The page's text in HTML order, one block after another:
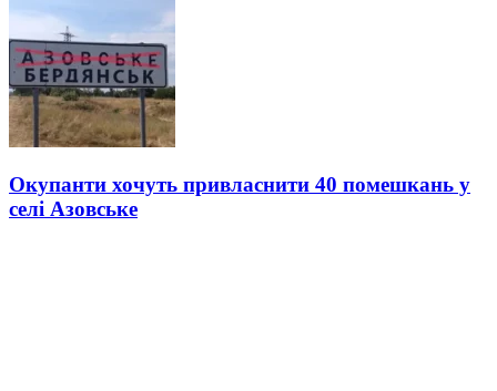
Окупанти хочуть привласнити 40 помешкань у
селі Азовське